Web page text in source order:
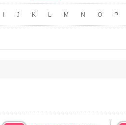
J K L M N O P